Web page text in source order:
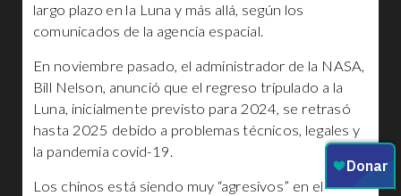
largo plazo en la Luna y más allá, según los
comunicados de la agencia espacial.
En noviembre pasado, el administrador de la NASA,
Bill Nelson, anunció que el regreso tripulado a la
Luna, inicialmente previsto para 2024, se retrasó
hasta 2025 debido a problemas técnicos, legales y
la pandemia covid-19.
Los chinos está siendo muy “agresivos” en el